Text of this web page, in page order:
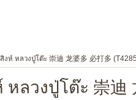
งห์ หลวงปู่โต๊ะ 崇迪 龙婆多 必打多
ลวงปู่โต๊ะ 崇迪